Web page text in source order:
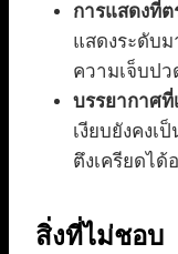
การแสดงที่ต
แสดงระดับ
ความเจ็บป
บรรยากาศ
เงียบยังคงเ
ตึงเครียดไ
สิ่งที่ไม่ชอบ